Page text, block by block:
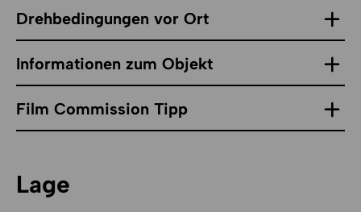
Drehbedingungen vor Ort
Informationen zum Objekt
Film Commission Tipp
Lage